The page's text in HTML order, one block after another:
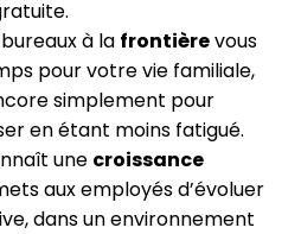
à la frontièrevous
pour votre vie familiale,
simplement pour
en étant moins fatigué.
une croissance
aux employés d’évoluer
dans un environnement